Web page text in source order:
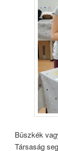
Büszkék
Társaság